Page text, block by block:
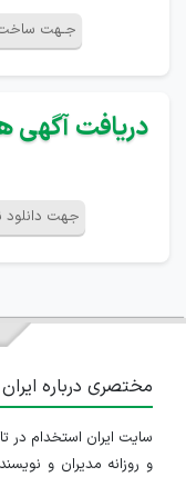
جـهت ساخت
دریافت آگهی
جهت دانلود
مختصری درباره
و روزانه مدیران و